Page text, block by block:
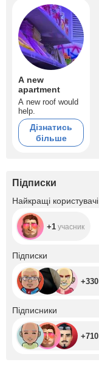
A new
apartment
A new roof would
help.
Дізнатись
більше
Підписки
Найкращі користувачі
+1
+1 учасник
Підписки
+330
Підписники
+710